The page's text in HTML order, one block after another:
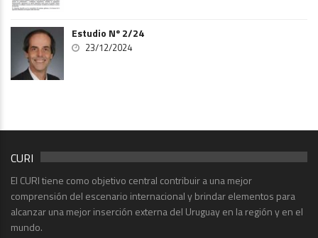
Estudio Nº 2/24
23/12/2024
CURI
El CURI tiene como objetivo central contribuir a una mejor
comprensión del escenario internacional y brindar elementos para
alcanzar una mejor inserción externa del Uruguay en la región y en el
mundo.